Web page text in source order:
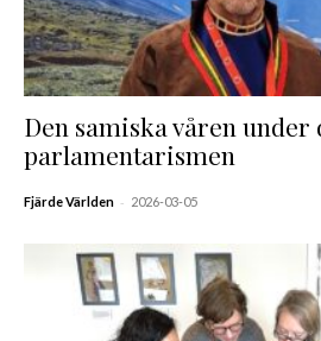
Den samiska våren under
parlamentarismen
Fjärde Världen - 2026-03-05